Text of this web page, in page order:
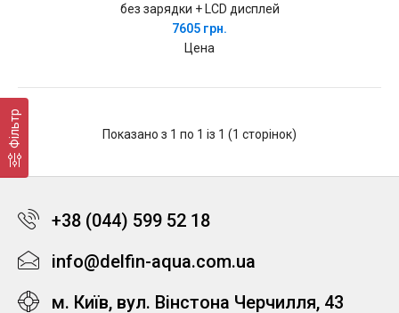
Фільтр
без зарядки + LCD дисплей
7605 грн.
Цена
Показано з 1 по 1 із 1 (1 сторінок)
+38 (044) 599 52 18
info@delfin-aqua.com.ua
м. Київ, вул. Вінстона Черчилля, 43